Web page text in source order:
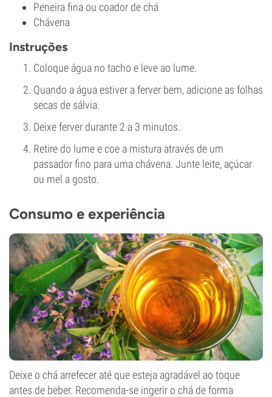
Peneira fina ou coador de chá
Chávena
Instruções
Coloque água no tacho e leve ao lume.
Quando a água estiver a ferver bem, adicione as folhas
secas de sálvia.
Deixe ferver durante 2 a 3 minutos.
Retire do lume e coe a mistura através de um
passador fino para uma chávena. Junte leite, açúcar
ou mel a gosto.
Consumo e experiência
Deixe o chá arrefecer até que esteja agradável ao toque
antes de beber. Recomenda-se ingerir o chá de forma